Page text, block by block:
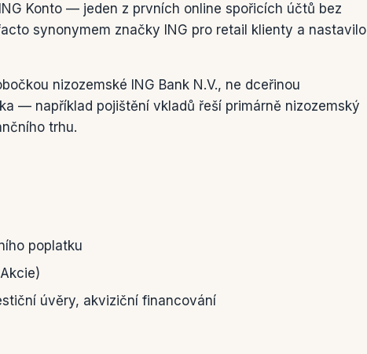
Konto — jeden z prvních online spořicích účtů bez
synonymem značky ING pro retail klienty a nastavilo
nizozemské ING Bank N.V., ne dceřinou
— například pojištění vkladů řeší primárně nizozemský
trhu.
poplatku
úvěry, akviziční financování